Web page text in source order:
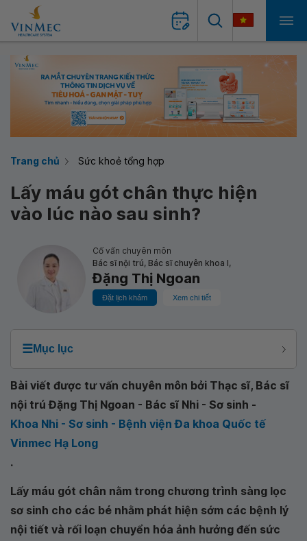
Trang chủ Sức khoẻ tổng hợp
Lấy máu gót chân thực hiện
vào lúc nào sau sinh?
Cố vấn chuyên môn
Bác sĩ nội trú, Bác sĩ chuyên khoa I,
Đặng Thị Ngoan
Đặt lịch khám Xem chi tiết
☰Mục lục
Bài viết được tư vấn chuyên môn bởi Thạc sĩ, Bác sĩ
nội trú Đặng Thị Ngoan - Bác sĩ Nhi - Sơ sinh -
Khoa Nhi - Sơ sinh - Bệnh viện Đa khoa Quốc tế
Vinmec Hạ Long
.
Lấy máu gót chân nằm trong chương trình sàng lọc
sơ sinh cho các bé nhằm phát hiện sớm các bệnh lý
nội tiết và rối loạn chuyển hóa ảnh hưởng đến sức